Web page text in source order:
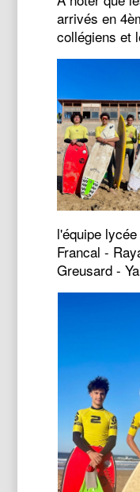
arrivés en
collégiens et
l'équipe
Francal -
Greusard -